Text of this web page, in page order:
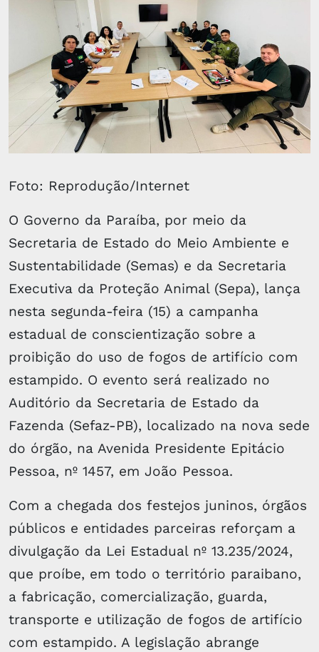
Foto: Reprodução/Internet
O Governo da Paraíba, por meio da
Secretaria de Estado do Meio Ambiente e
Sustentabilidade (Semas) e da Secretaria
Executiva da Proteção Animal (Sepa), lança
nesta segunda-feira (15) a campanha
estadual de conscientização sobre a
proibição do uso de fogos de artifício com
estampido. O evento será realizado no
Auditório da Secretaria de Estado da
Fazenda (Sefaz-PB), localizado na nova sede
do órgão, na Avenida Presidente Epitácio
Pessoa, nº 1457, em João Pessoa.
Com a chegada dos festejos juninos, órgãos
públicos e entidades parceiras reforçam a
divulgação da Lei Estadual nº 13.235/2024,
que proíbe, em todo o território paraibano,
a fabricação, comercialização, guarda,
transporte e utilização de fogos de artifício
com estampido. A legislação abrange